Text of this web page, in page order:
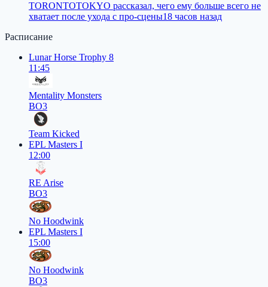
TORONTOTOKYO рассказал, чего ему больше всего не
хватает после ухода с про-сцены18 часов назад
Расписание
Lunar Horse Trophy 8
11:45
Mentality Monsters
BO3
Team Kicked
EPL Masters I
12:00
RE Arise
BO3
No Hoodwink
EPL Masters I
15:00
No Hoodwink
BO3